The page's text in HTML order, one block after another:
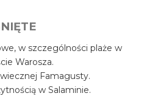
w szczególności plaże w
Warosza.
Famagusty.
w Salaminie.